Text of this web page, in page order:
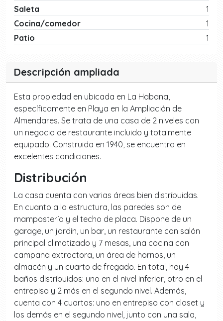
Saleta
1
Cocina/comedor
1
Patio
1
Descripción ampliada
Esta propiedad en ubicada en La Habana,
específicamente en Playa en la Ampliación de
Almendares. Se trata de una casa de 2 niveles con
un negocio de restaurante incluido y totalmente
equipado. Construida en 1940, se encuentra en
excelentes condiciones.
Distribución
La casa cuenta con varias áreas bien distribuidas.
En cuanto a la estructura, las paredes son de
mampostería y el techo de placa. Dispone de un
garage, un jardín, un bar, un restaurante con salón
principal climatizado y 7 mesas, una cocina con
campana extractora, un área de hornos, un
almacén y un cuarto de fregado. En total, hay 4
baños distribuidos: uno en el nivel inferior, otro en el
entrepiso y 2 más en el segundo nivel. Además,
cuenta con 4 cuartos: uno en entrepiso con closet y
los demás en el segundo nivel, junto con una sala,